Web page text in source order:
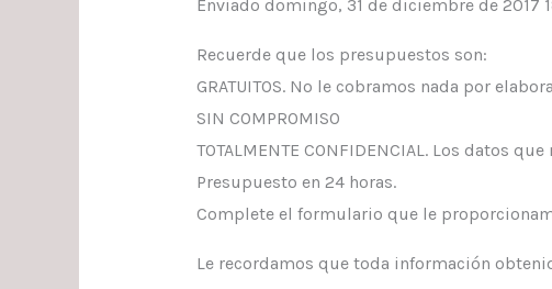
Enviado domingo, 31 de diciembre de 2017
Recuerde que los presupuestos son:
GRATUITOS. No le cobramos nada por
SIN COMPROMISO
TOTALMENTE CONFIDENCIAL. Los datos
Presupuesto en 24 horas.
Complete el formulario que le
Le recordamos que toda información